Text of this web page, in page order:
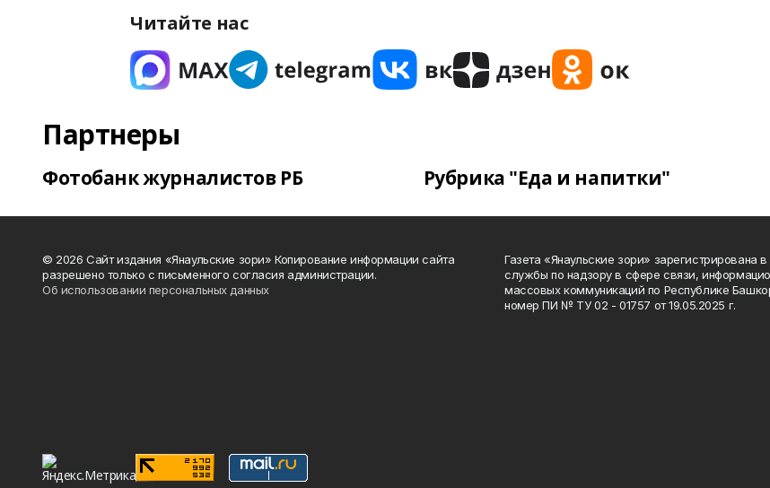
Читайте нас
Партнеры
Фотобанк журналистов РБ Рубрика "Еда и напитки"
© 2026 Сайт издания «Янаульские зори» Копирование информации сайта
разрешено только с письменного согласия администрации.
Об использовании персональных данных
Газета «Янаульские зори» зарегистрирована
службы по надзору в сфере связи,
массовых коммуникаций по Республике
номер ПИ № ТУ 02 - 01757 от 19.05.2025 г.